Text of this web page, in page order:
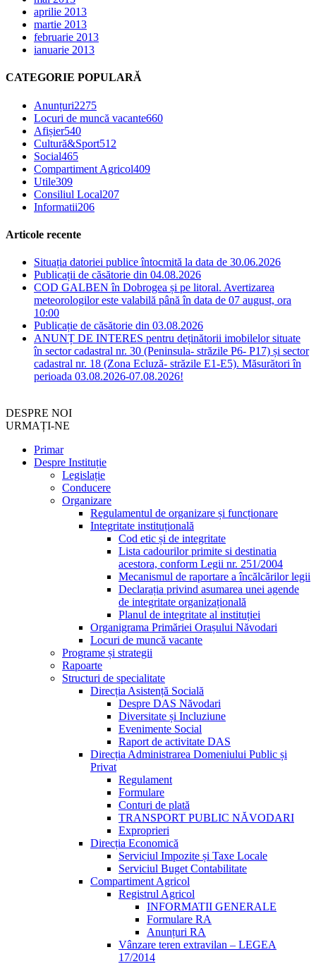
aprilie 2013
martie 2013
februarie 2013
ianuarie 2013
CATEGORIE POPULARĂ
Anunțuri2275
Locuri de muncă vacante660
Afișier540
Cultură&Sport512
Social465
Compartiment Agricol409
Utile309
Consiliul Local207
Informatii206
Articole recente
Situația datoriei publice întocmită la data de 30.06.2026
Publicații de căsătorie din 04.08.2026
COD GALBEN în Dobrogea și pe litoral. Avertizarea
meteorologilor este valabilă până în data de 07 august, ora
10:00
Publicație de căsătorie din 03.08.2026
ANUNȚ DE INTERES pentru deținătorii imobilelor situate
în sector cadastral nr. 30 (Peninsula- străzile P6- P17) și sector
cadastral nr. 18 (Zona Ecluză- străzile E1-E5). Măsurători în
perioada 03.08.2026-07.08.2026!
DESPRE NOI
URMAȚI-NE
Primar
Despre Instituție
Legislație
Conducere
Organizare
Regulamentul de organizare și funcționare
Integritate instituțională
Cod etic și de integritate
Lista cadourilor primite si destinatia
acestora, conform Legii nr. 251/2004
Mecanismul de raportare a încălcărilor legii
Declarația privind asumarea unei agende
de integritate organizațională
Planul de integritate al instituției
Organigrama Primăriei Orașului Năvodari
Locuri de muncă vacante
Programe și strategii
Rapoarte
Structuri de specialitate
Direcția Asistență Socială
Despre DAS Năvodari
Diversitate și Incluziune
Evenimente Social
Raport de activitate DAS
Direcția Administrarea Domeniului Public și
Privat
Regulament
Formulare
Conturi de plată
TRANSPORT PUBLIC NĂVODARI
Exproprieri
Direcția Economică
Serviciul Impozite și Taxe Locale
Serviciul Buget Contabilitate
Compartiment Agricol
Registrul Agricol
INFORMATII GENERALE
Formulare RA
Anunțuri RA
Vânzare teren extravilan – LEGEA
17/2014